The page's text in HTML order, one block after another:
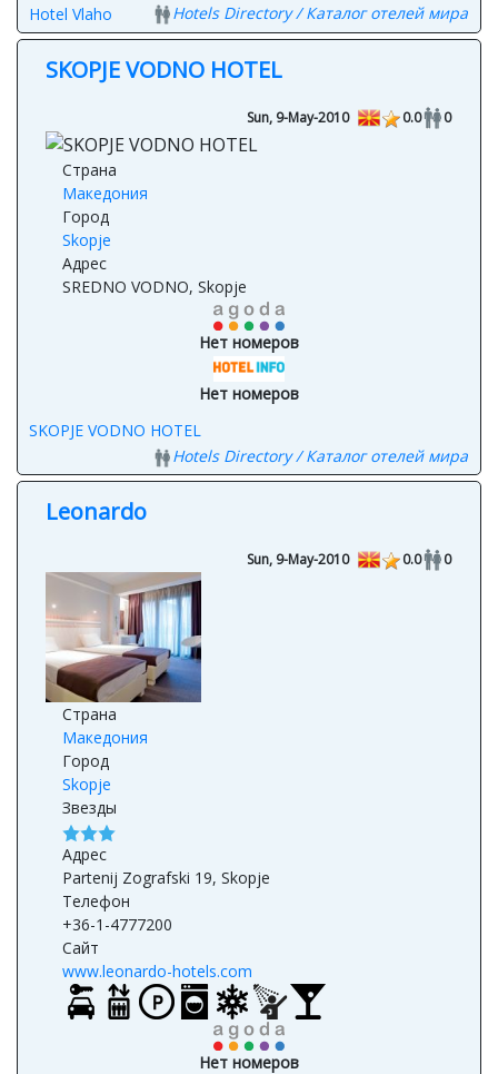
Hotel Vlaho Hotels Directory / Каталог отелей мира
SKOPJE VODNO HOTEL
Sun, 9-May-2010 0.0 0
Страна
Македония
Город
Skopje
Адрес
SREDNO VODNO, Skopje
Нет номеров
Нет номеров
SKOPJE VODNO HOTEL
Hotels Directory / Каталог отелей мира
Leonardo
Sun, 9-May-2010 0.0 0
Страна
Македония
Город
Skopje
Звезды
Адрес
Partenij Zografski 19, Skopje
Телефон
+36-1-4777200
Сайт
www.leonardo-hotels.com
Нет номеров